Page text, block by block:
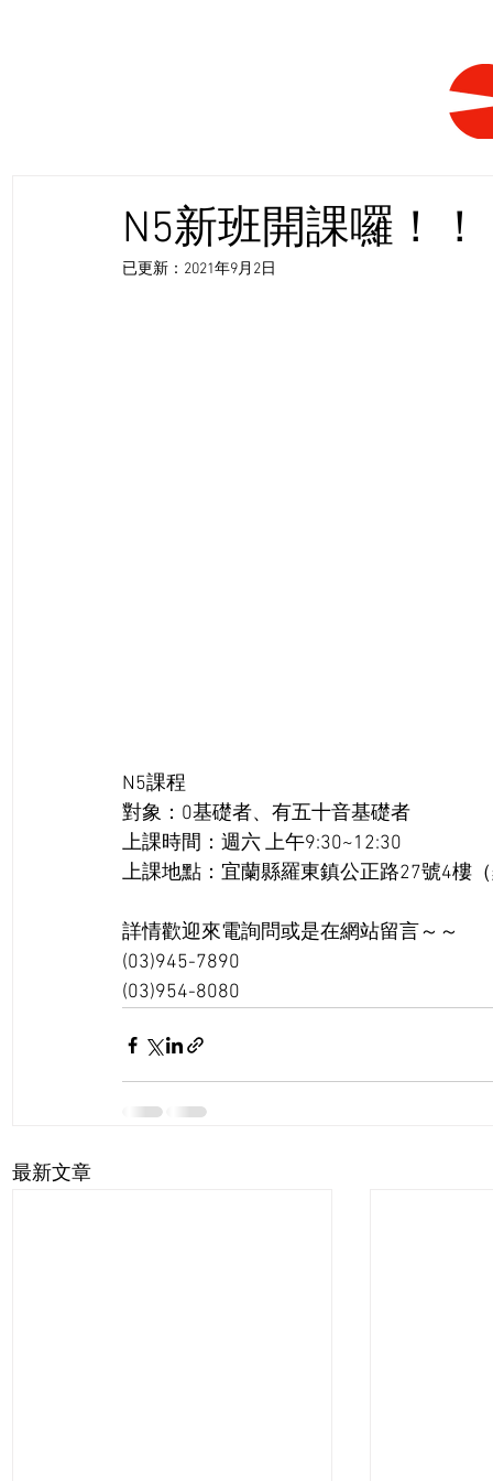
N5新班開課囉！！
已更新： 2021年9月2日
N5課程
對象：0基礎者、有五十音基礎者
上課時間：週六 上午9:30~12:30
上課地點：宜蘭縣羅東鎮公正路27號4樓（
詳情歡迎來電詢問或是在網站留言～～
(03)945-7890
(03)954-8080
最新文章